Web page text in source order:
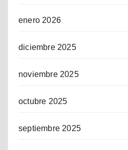
enero 2026
diciembre 2025
noviembre 2025
octubre 2025
septiembre 2025